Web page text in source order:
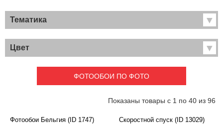
Тематика
Хиты продаж
Фрески
Детские
Карты
Перспектива
Города
Живопись
Природа
Моря и пляжи
Цвет
ФОТООБОИ ПО ФОТО
Показаны товары с 1 по 40 из 96
Фотообои Бельгия (ID 1747) Скоростной спуск (ID 13029)